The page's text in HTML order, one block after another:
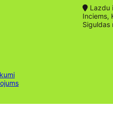
Lazdu
Inciems,
Siguldas